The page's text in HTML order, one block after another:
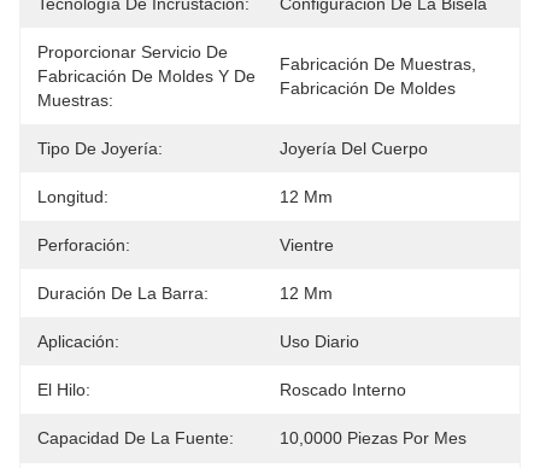
Proporcionar Servicio De
Fabricación De Moldes Y De
Muestras:
Fabricación De Muestras,
Fabricación De Moldes
Tipo De Joyería: Joyería Del Cuerpo
Longitud: 12 Mm
Perforación: Vientre
Duración De La Barra: 12 Mm
Aplicación: Uso Diario
El Hilo: Roscado Interno
Capacidad De La Fuente: 10,0000 Piezas Por Mes